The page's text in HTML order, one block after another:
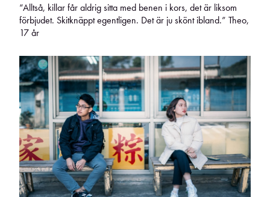
“Alltså, killar får aldrig sitta med benen i kors, det är liksom
förbjudet. Skitknäppt egentligen. Det är ju skönt ibland.” Theo,
17 år